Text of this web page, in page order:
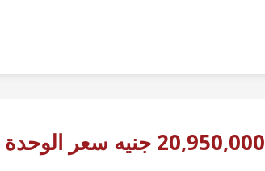
20,950,000 جنيه سعر الوحدة